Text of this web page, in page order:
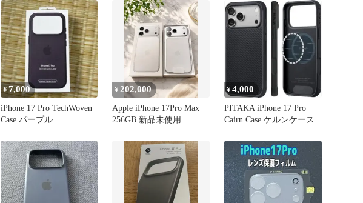
¥7,000
iPhone 17 Pro TechWoven
Case パープル
¥ 202,000
Apple iPhone 17Pro Max
256GB 新品未使用
¥4,000
PITAKA iPhone 17 Pro
Cairn Case ケルンケース